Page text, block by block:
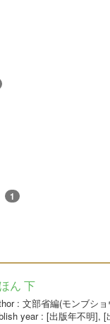
1
ん 下
: 文部省編(モンブショ
year: [出版年不明], [